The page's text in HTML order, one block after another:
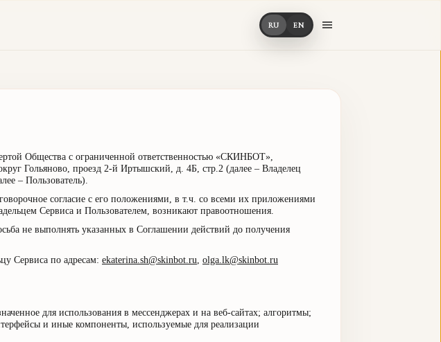
RU EN
Общества с ограниченной ответственностью «СКИНБОТ»,
Гольяново, проезд 2-й Иртышский, д. 4Б, стр.2 (далее – Владелец
– Пользователь).
согласие с его положениями, в т.ч. со всеми их приложениями
Сервиса и Пользователем, возникают правоотношения.
не выполнять указанных в Соглашении действий до получения
Сервиса по адресам: ekaterina.sh@skinbot.ru, olga.lk@skinbot.ru
для использования в мессенджерах и на веб-сайтах; алгоритмы;
и иные компоненты, используемые для реализации